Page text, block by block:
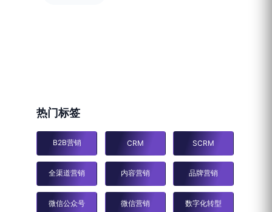
热门标签
B2B营销 CRM SCRM
全渠道营销 内容营销 品牌营销
微信公众号 微信营销 数字化转型